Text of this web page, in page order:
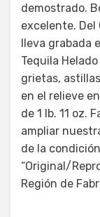
demostrado.
excelente. Del
lleva grabada
Tequila
grietas,
en el relieve
de 1 lb. 11 oz.
ampliar
de la
“Original/
Región de